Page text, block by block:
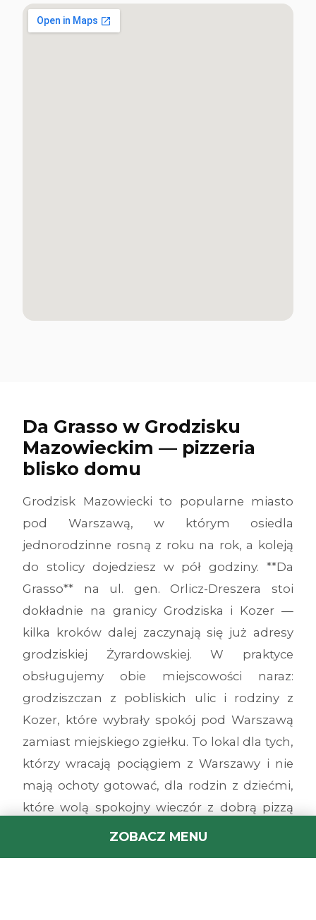
Da Grasso w Grodzisku
Mazowieckim — pizzeria
blisko domu
Grodzisk Mazowiecki to popularne miasto
pod Warszawą, w którym osiedla
jednorodzinne rosną z roku na rok, a koleją
do stolicy dojedziesz w pół godziny. **Da
Grasso** na ul. gen. Orlicz-Dreszera stoi
dokładnie na granicy Grodziska i Kozer —
kilka kroków dalej zaczynają się już adresy
grodziskiej Żyrardowskiej. W praktyce
obsługujemy obie miejscowości naraz:
grodziszczan z pobliskich ulic i rodziny z
Kozer, które wybrały spokój pod Warszawą
zamiast miejskiego zgiełku. To lokal dla tych,
którzy wracają pociągiem z Warszawy i nie
mają ochoty gotować, dla rodzin z dziećmi,
które wolą spokojny wieczór z dobrą pizzą
zamiast stania w kuchni, i dla sąsiadów,
ZOBACZ MENU